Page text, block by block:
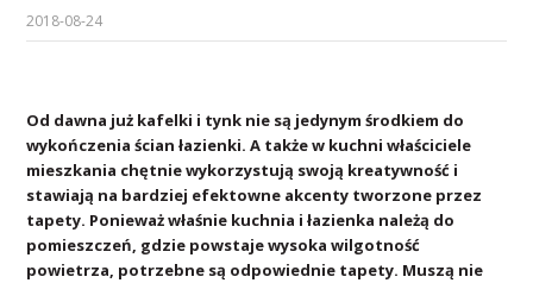
2018-08-24
Od dawna już kafelki i tynk nie są jedynym środkiem do
wykończenia ścian łazienki. A także w kuchni właściciele
mieszkania chętnie wykorzystują swoją kreatywność i
stawiają na bardziej efektowne akcenty tworzone przez
tapety. Ponieważ właśnie kuchnia i łazienka należą do
pomieszczeń, gdzie powstaje wysoka wilgotność
powietrza, potrzebne są odpowiednie tapety. Muszą nie